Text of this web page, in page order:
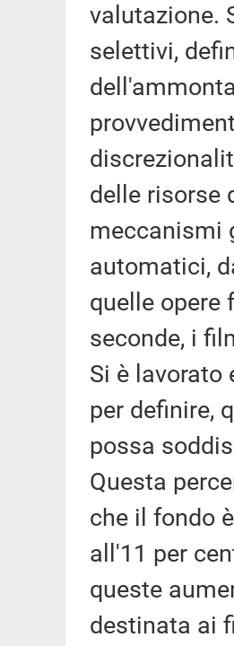
valutazione.
selettivi,
delle risorse
meccanismi
automatici,
quelle opere
seconde, i
Si è
per definire,
possa
Questa
che il fondo
all'11 per
queste
destinata ai